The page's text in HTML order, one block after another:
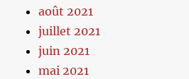
août 2021
juillet 2021
juin 2021
mai 2021